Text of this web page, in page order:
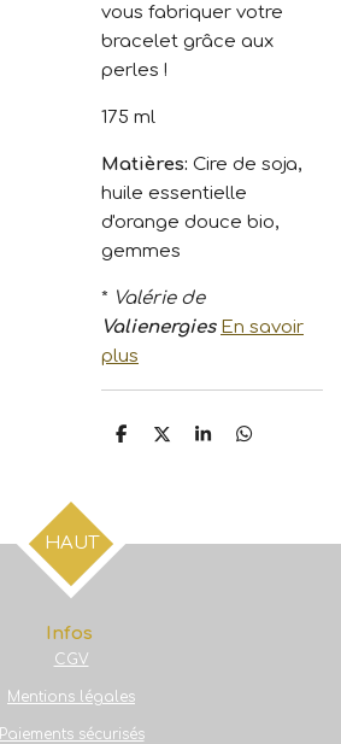
vous fabriquer votre
bracelet grâce aux
perles !
175 ml
Matières: Cire de soja,
huile essentielle
d'orange douce bio,
gemmes
* Valérie de
Valienergies En savoir
plus
P
e
P
e
P
e
P
e
HAUT
Infos
CGV
Mentions légales
Paiements sécurisés